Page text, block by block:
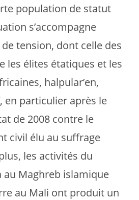
population de statut
s’accompagne
de tension, dont celle des
les élites étatiques et les
halpular’en,
en particulier après le
de 2008 contre le
civil élu au suffrage
les activités du
au Maghreb islamique
au Mali ont produit un